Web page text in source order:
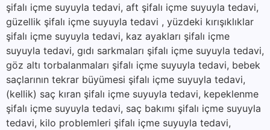
şifalı içme suyuyla tedavi, aft şifalı içme suyuyla tedavi,
güzellik şifalı içme suyuyla tedavi , yüzdeki kırışıklıklar
şifalı içme suyuyla tedavi, kaz ayakları şifalı içme
suyuyla tedavi, gıdı sarkmaları şifalı içme suyuyla tedavi,
göz altı torbalanmaları şifalı içme suyuyla tedavi, bebek
saçlarının tekrar büyümesi şifalı içme suyuyla tedavi,
(kellik) saç kıran şifalı içme suyuyla tedavi, kepeklenme
şifalı içme suyuyla tedavi, saç bakımı şifalı içme suyuyla
tedavi, kilo problemleri şifalı içme suyuyla tedavi,